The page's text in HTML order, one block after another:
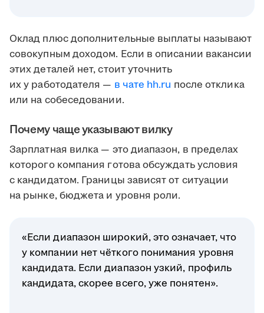
Оклад плюс дополнительные выплаты называют
совокупным доходом. Если в описании вакансии
этих деталей нет, стоит уточнить
их у работодателя — в чате hh.ru после отклика
или на собеседовании.
Почему чаще указывают вилку
Зарплатная вилка — это диапазон, в пределах
которого компания готова обсуждать условия
с кандидатом. Границы зависят от ситуации
на рынке, бюджета и уровня роли.
«Если диапазон широкий, это означает, что
у компании нет чёткого понимания уровня
кандидата. Если диапазон узкий, профиль
кандидата, скорее всего, уже понятен».